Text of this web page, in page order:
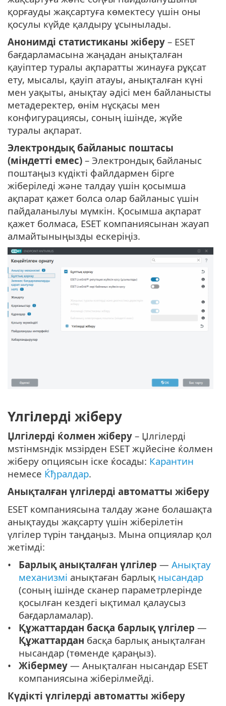
қорғауды жақсартуға көмектесу үшін оны
қосулы күйде қалдыру ұсынылады.
Анонимді статистиканы жіберу – ESET
бағдарламасына жаңадан анықталған
қауіптер туралы ақпаратты жинауға рұқсат
ету, мысалы, қауіп атауы, анықталған күні
мен уақыты, анықтау әдісі мен байланысты
метадеректер, өнім нұсқасы мен
конфигурациясы, соның ішінде, жүйе
туралы ақпарат.
Электрондық байланыс поштасы
(міндетті емес) – Электрондық байланыс
поштаңыз күдікті файлдармен бірге
жіберіледі және талдау үшін қосымша
ақпарат қажет болса олар байланыс үшін
пайдаланылуы мүмкін. Қосымша ақпарат
қажет болмаса, ESET компаниясынан жауап
алмайтыныңызды ескеріңіз.
Үлгілерді жіберу
Џлгілерді ќолмен жіберу – Џлгілерді
мѕтінмѕндік мѕзірден ESET жџйесіне ќолмен
жіберу опциясын іске ќосады: Карантин
немесе Ќђралдар.
Анықталған үлгілерді автоматты жіберу
ESET компаниясына талдау және болашақта
анықтауды жақсарту үшін жіберілетін
үлгілер түрін таңдаңыз. Мына опциялар қол
жетімді:
Барлық анықталған үлгілер —Анықтау
механизмі анықтаған барлық нысандар
(соның ішінде сканер параметрлерінде
қосылған кездегі ықтимал қалаусыз
бағдарламалар).
Құжаттардан басқа барлық үлгілер —
Құжаттардан басқа барлық анықталған
нысандар (төменде қараңыз).
Жібермеу — Анықталған нысандар ESET
компаниясына жіберілмейді.
Күдікті үлгілерді автоматты жіберу